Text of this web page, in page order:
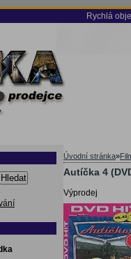
Rychlá
Hledat
Úvodní stránka»
Autíčka 4
Výprodej